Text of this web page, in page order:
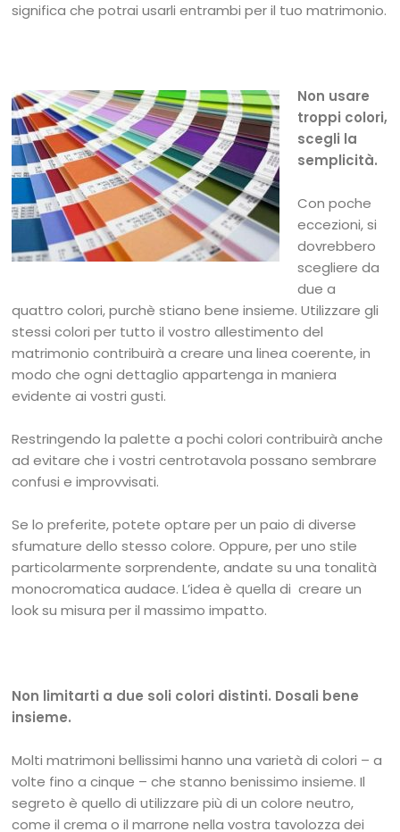
significa che potrai usarli entrambi per il tuo matrimonio.
Non usare
troppi colori,
scegli la
semplicità.
Con poche
eccezioni, si
dovrebbero
scegliere da
due a
quattro colori, purchè stiano bene insieme. Utilizzare gli
stessi colori per tutto il vostro allestimento del
matrimonio contribuirà a creare una linea coerente, in
modo che ogni dettaglio appartenga in maniera
evidente ai vostri gusti.
Restringendo la palette a pochi colori contribuirà anche
ad evitare che i vostri centrotavola possano sembrare
confusi e improvvisati.
Se lo preferite, potete optare per un paio di diverse
sfumature dello stesso colore. Oppure, per uno stile
particolarmente sorprendente, andate su una tonalità
monocromatica audace. L’idea è quella di creare un
look su misura per il massimo impatto.
Non limitarti a due soli colori distinti. Dosali bene
insieme.
Molti matrimoni bellissimi hanno una varietà di colori – a
volte fino a cinque – che stanno benissimo insieme. Il
segreto è quello di utilizzare più di un colore neutro,
come il crema o il marrone nella vostra tavolozza dei